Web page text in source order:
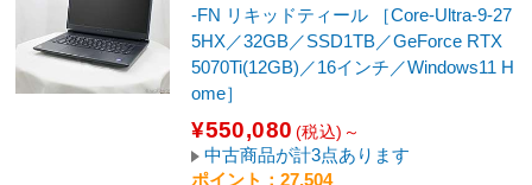
-FN リキッドティール ［Core-Ultra-9-27
5HX／32GB／SSD1TB／GeForce RTX
5070Ti(12GB)／16インチ／Windows11 H
ome］
¥550,080 (税込)～
中古商品が計3点あります
ポイント：27,504